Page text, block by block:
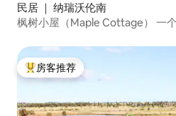
民居 ｜ 纳瑞沃伦南
枫树小屋（
热门「房客推荐」
房客推荐